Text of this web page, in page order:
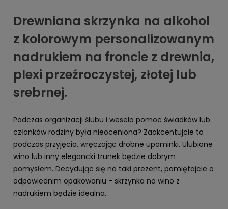
Drewniana skrzynka na alkohol
z kolorowym personalizowanym
nadrukiem na froncie z drewnia,
plexi przeźroczystej, złotej lub
srebrnej.
Podczas organizacji ślubu i wesela pomoc świadków lub
członków rodziny była nieoceniona? Zaakcentujcie to
podczas przyjęcia, wręczając drobne upominki. Ulubione
wino lub inny elegancki trunek będzie dobrym
pomysłem. Decydując się na taki prezent, pamiętajcie o
odpowiednim opakowaniu - skrzynka na wino z
nadrukiem będzie idealna.